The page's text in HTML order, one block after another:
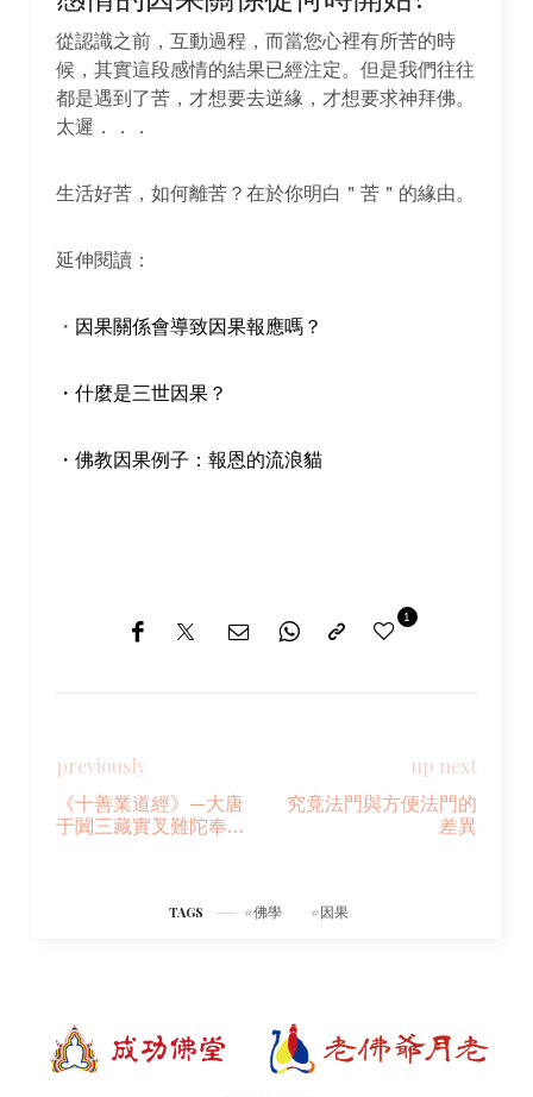
從認識之前，互動過程，而當您心裡有所苦的時
候，其實這段感情的結果已經注定。但是我們往往
都是遇到了苦，才想要去逆緣，才想要求神拜佛。
太遲．．．
生活好苦，如何離苦？在於你明白＂苦＂的緣由。
延伸閱讀：
・ 因果關係會導致因果報應嗎？
・什麼是三世因果？
・佛教因果例子：報恩的流浪貓
1
previously
《十善業道經》—大唐
于闐三藏實叉難陀奉制
up next
究竟法門與方便法門的
差異
TAGS 佛學 因果